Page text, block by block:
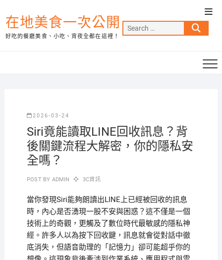
to
content
在地美食一次公開
好吃的餐廳美食、小吃、宵夜全都在這裡！
Search
…
2026-03-24
Siri竟能讀取LINE回收訊息？背
後關鍵流程大解密，你的隱私安
全嗎？
POST BY ADMIN 3C資訊
當你發現Siri能夠朗讀出LINE上已經被回收的訊息
時，內心是否湧現一股不安與困惑？這不僅是一個
技術上的奇觀，更觸及了數位時代最敏感的隱私神
經。許多人以為按下回收鍵，訊息就會從對話中徹
底消失，但語音助理的「記憶力」卻可能超乎你的